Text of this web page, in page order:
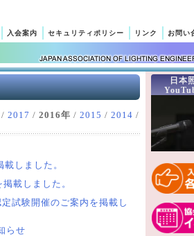
入会案内 セキュリティポリシー リンク お問い
日本
/ 2017 / 2016年 / 2015 / 2014 /
しました。
載しました。
試験開催のご案内を掲載し
らせ